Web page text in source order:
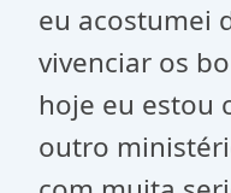
eu acostumei
vivenciar os
hoje eu estou
outro